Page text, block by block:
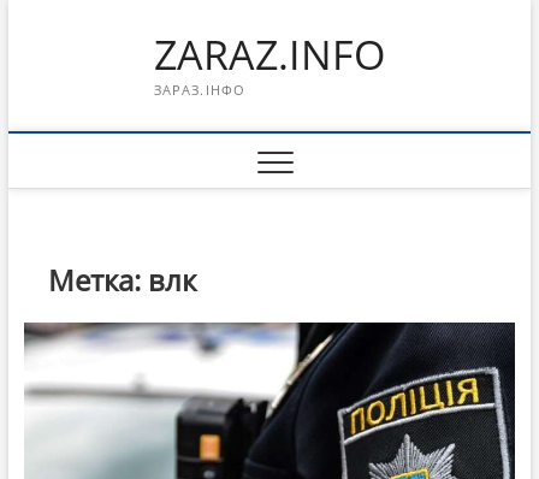
ZARAZ.INFO
ЗАРАЗ.ІНФО
Метка: влк